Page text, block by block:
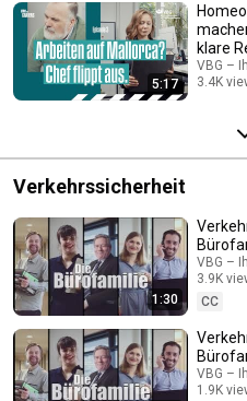
5:17
klare
VBG –
3.4K
Verkehrssicherheit
1:30
VBG –
3.9K
CC
VBG –
1.9K